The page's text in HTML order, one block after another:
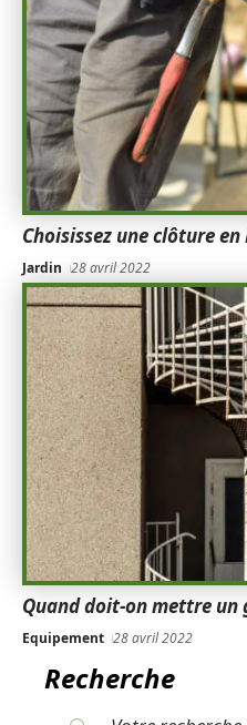
Choisissez une clôture
Jardin 28 avril 2022
Quand doit-on mettre un
Equipement 28 avril 2022
Recherche